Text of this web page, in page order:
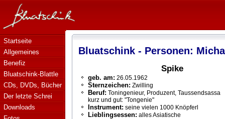
Bluatschink - Michael 'Spike' Streefkerk
Startseite
Allgemeines
Benefiz
Bluatschink-Blattle
CDs, DVDs, Bücher
Der letzte Schrei
Downloads
Bluatschink - Personen:
Spike
geb. am: 26.05.1962
Sternzeichen: Zwilling
Beruf: Toningenieur, Produzent, Taussendsassa
kurz und gut: "Tongenie"
Instrument: seine vielen 1000 Knöpferl
Lieblingsessen: alles Asiatische